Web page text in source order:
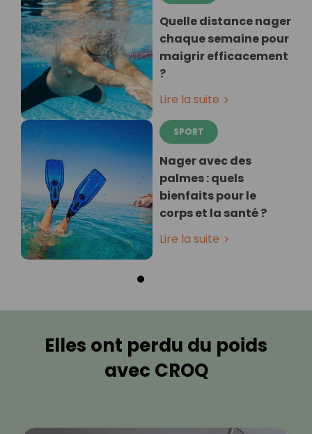
Quelle distance nager
chaque semaine pour
maigrir efficacement
?
Lire la suite
SPORT
Nager avec des
palmes : quels
bienfaits pour le
corps et la santé ?
Lire la suite
Elles ont perdu du poids
avec CROQ